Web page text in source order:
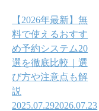
【2026年最新】無
料で使えるおすす
め予約システム20
選を徹底比較｜選
び方や注意点も解
説
2025.07.292026.07.23